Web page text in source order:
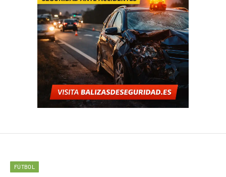
FÚTBOL